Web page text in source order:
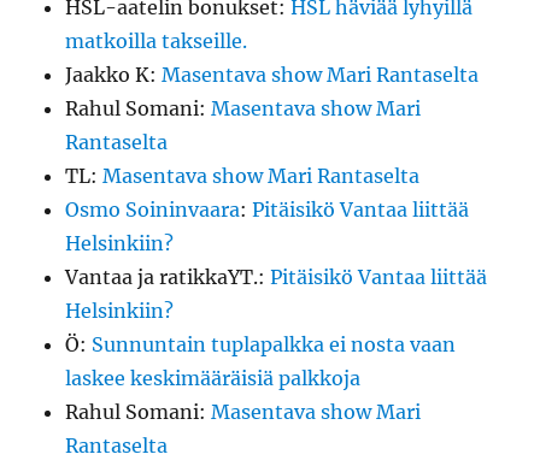
HSL-aatelin bonukset:HSL häviää lyhyillä
matkoilla takseille.
Jaakko K:Masentava show Mari Rantaselta
Rahul Somani:Masentava show Mari
Rantaselta
TL:Masentava show Mari Rantaselta
Osmo Soininvaara:Pitäisikö Vantaa liittää
Helsinkiin?
Vantaa ja ratikkaYT.:Pitäisikö Vantaa liittää
Helsinkiin?
Ö: Sunnuntain tuplapalkka ei nosta vaan
laskee keskimääräisiä palkkoja
Rahul Somani:Masentava show Mari
Rantaselta